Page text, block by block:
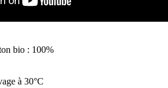
bio : 100%
à 30°C